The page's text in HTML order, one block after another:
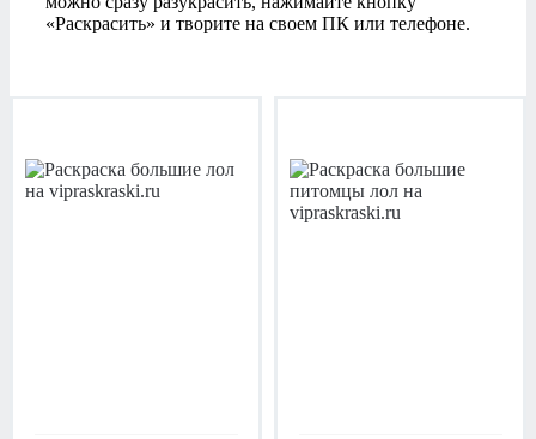
«Раскрасить» и творите на своем ПК или телефоне.